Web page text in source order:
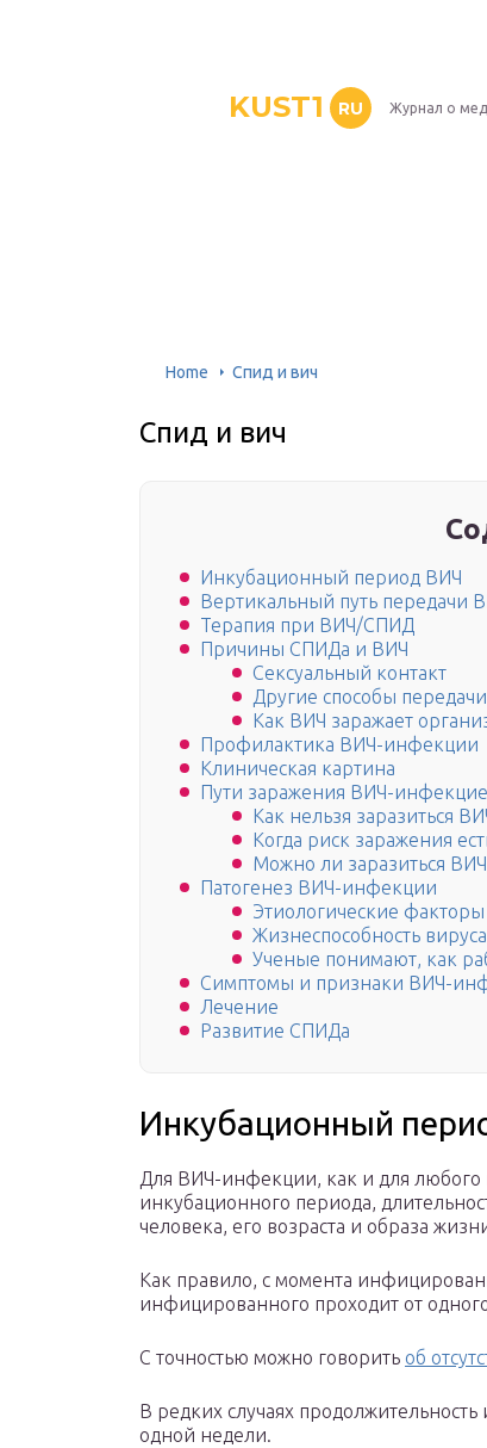
KUST1 RU Журнал о
Home Спид и вич
Спид и вич
Инкубационный период ВИЧ
Вертикальный путь передачи
Терапия при ВИЧ/СПИД
Причины СПИДа и ВИЧ
Сексуальный контакт
Другие способы
Как ВИЧ заражает
Профилактика ВИЧ-инфекции
Клиническая картина
Пути заражения ВИЧ-
Как нельзя заразиться
Когда риск заражения
Можно ли заразиться
Патогенез ВИЧ-инфекции
Этиологические факторы
Жизнеспособность
Ученые понимают, как
Симптомы и признаки ВИЧ-
Лечение
Развитие СПИДа
Инкубационный
Для ВИЧ-инфекции, как и для любого
инкубационного периода,
человека, его возраста и образа
Как правило, с момента
инфицированного проходит от
С точностью можно говорить об
В редких случаях
одной недели.